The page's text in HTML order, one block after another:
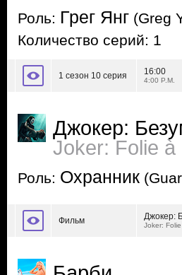
Роль: Грег Янг (Greg
Количество серий: 1
1 сезон 10 серия 16:00
4:00 P.M.
Джокер:
Joker: Folie à
Роль: Охранник
Фильм Джокер:
Joker: